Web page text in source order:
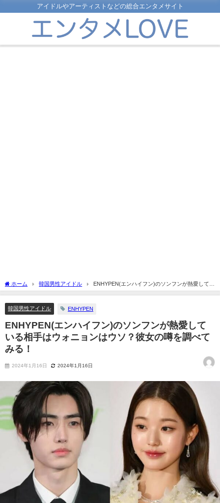
アイドルやアーティストなどの総合エンタメサイト
ホーム 韓国男性アイドル
ENHYPEN(エンハイフン)のソンフンが熱愛してい
る相手はウォニョンはウソ？彼女の噂を調べてみる！
韓国男性アイドル ENHYPEN
ENHYPEN(エンハイフン)のソンフンが熱愛して
いる相手はウォニョンはウソ？彼女の噂を調べて
みる！
2024年1月16日 2024年1月16日